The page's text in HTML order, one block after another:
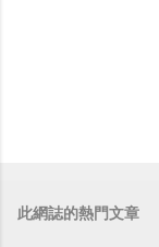
此網誌的熱門文章